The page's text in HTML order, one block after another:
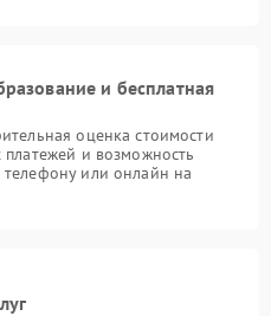
и бесплатная
оценка стоимости
платежей и возможность
телефону или онлайн на